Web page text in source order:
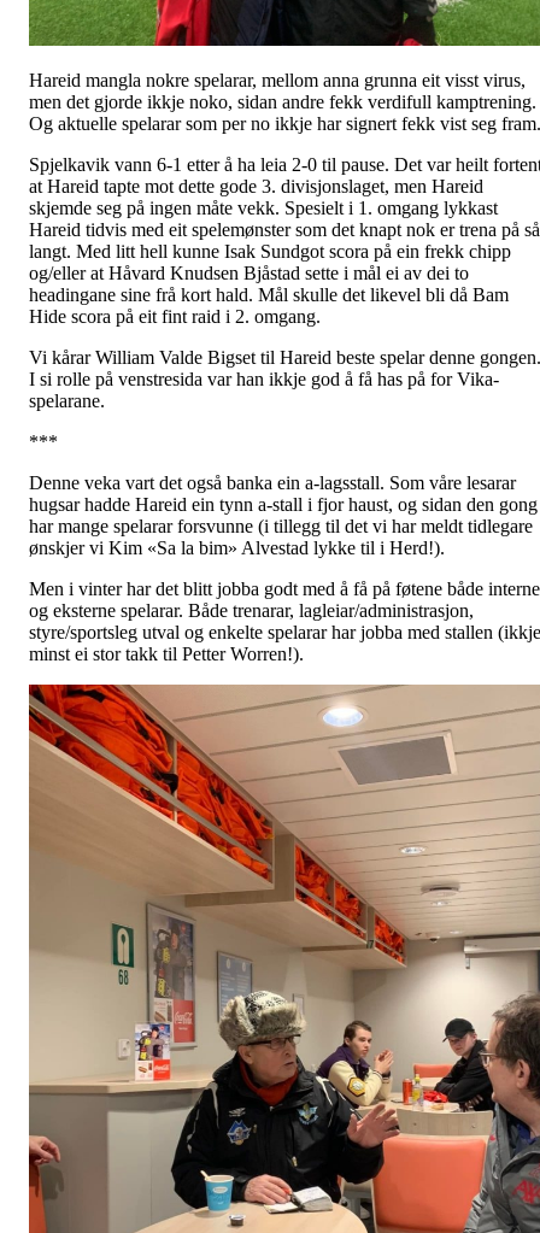
Hareid mangla nokre spelarar, mellom anna grunna eit visst virus,
men det gjorde ikkje noko, sidan andre fekk verdifull kamptrening.
Og aktuelle spelarar som per no ikkje har signert fekk vist seg fram.
Spjelkavik vann 6-1 etter å ha leia 2-0 til pause. Det var heilt
at Hareid tapte mot dette gode 3. divisjonslaget, men Hareid
skjemde seg på ingen måte vekk. Spesielt i 1. omgang lykkast
Hareid tidvis med eit spelemønster som det knapt nok er trena på så
langt. Med litt hell kunne Isak Sundgot scora på ein frekk chipp
og/eller at Håvard Knudsen Bjåstad sette i mål ei av dei to
headingane sine frå kort hald. Mål skulle det likevel bli då Bam
Hide scora på eit fint raid i 2. omgang.
Vi kårar William Valde Bigset til Hareid beste spelar denne gongen.
I si rolle på venstresida var han ikkje god å få has på for Vika-
spelarane.
***
Denne veka vart det også banka ein a-lagsstall. Som våre lesarar
hugsar hadde Hareid ein tynn a-stall i fjor haust, og sidan den gong
har mange spelarar forsvunne (i tillegg til det vi har meldt tidlegare
ønskjer vi Kim «Sa la bim» Alvestad lykke til i Herd!).
Men i vinter har det blitt jobba godt med å få på føtene både interne
og eksterne spelarar. Både trenarar, lagleiar/administrasjon,
styre/sportsleg utval og enkelte spelarar har jobba med stallen (ikkje
minst ei stor takk til Petter Worren!).